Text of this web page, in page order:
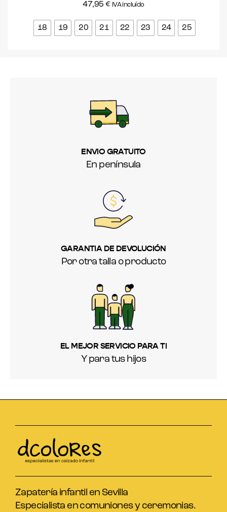
47,95 € IVA incluído
18 19 20 21 22 23 24 25
ENVIO GRATUITO
En península
GARANTIA DE DEVOLUCIÓN
Por otra talla o producto
EL MEJOR SERVICIO PARA TI
Y para tus hijos
Zapatería infantil en Sevilla
Especialista en comuniones y ceremonias.